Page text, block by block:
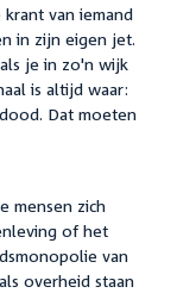
van iemand
in zijn eigen jet.
je in zo'n wijk
is altijd waar:
Dat moeten
mensen zich
of het
van
overheid staan